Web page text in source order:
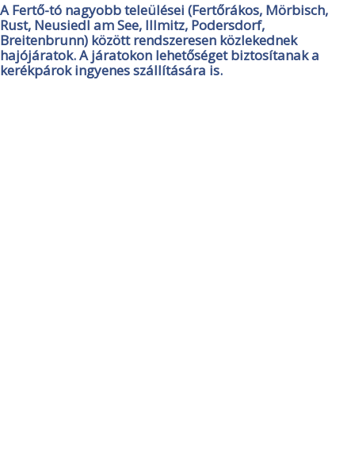
A Fertő-tó nagyobb teleülései (Fertőrákos, Mörbisch,
Rust, Neusiedl am See, Illmitz, Podersdorf,
Breitenbrunn) között rendszeresen közlekednek
hajójáratok. A járatokon lehetőséget biztosítanak a
kerékpárok ingyenes szállítására is.